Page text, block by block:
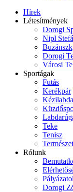
Hírek
Létesítmények
Dorogi
Nipl
Dorogi
Városi
Sportágak
Futás
Kerékpár
Kézilabda
Teke
Tenisz
Rólunk
Dorogi